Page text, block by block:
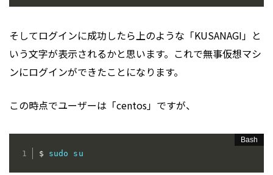
そしてログインに成功したら上のような「KUSANAGI」と
いう文字が表示されるかと思います。これで無事仮想マシ
ンにログインができたことになります。
この時点でユーザーは「centos」ですが、
$ sudo su